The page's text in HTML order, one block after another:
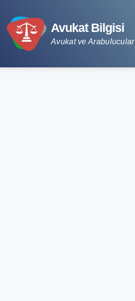
Avukat Bilgisi
Avukat ve Arabulucular